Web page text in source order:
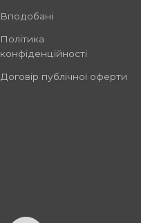
Вподобані
Політика
конфіденційності
Договір публічної оферти